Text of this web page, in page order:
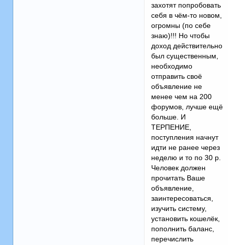
захотят попробовать
себя в чём-то новом,
огромны (по себе
знаю)!!! Но чтобы
доход действительно
был существенным,
необходимо
отправить своё
объявление не
менее чем на 200
форумов, лучше ещё
больше. И
ТЕРПЕНИЕ,
поступления начнут
идти не ранее через
неделю и то по 30 р.
Человек должен
прочитать Ваше
объявление,
заинтересоваться,
изучить систему,
установить кошелёк,
пополнить баланс,
перечислить